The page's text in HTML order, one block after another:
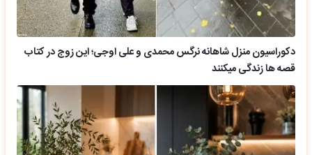
دکوراسیون منزل شاهانه نرگس محمدی و علی اوجی؛ این زوج در کتاب
قصه ها زندگی میکنند